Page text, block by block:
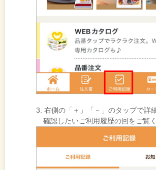
3. 右側の「＋」「－」のタップで詳
確認したいご利用履歴の回をご覧く